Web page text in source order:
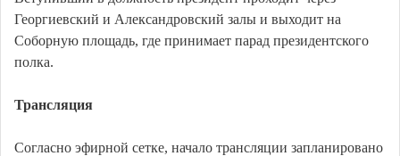
Георгиевский и Александровский залы и выходит на
Соборную площадь, где принимает парад президентского
полка.
Трансляция
Согласно эфирной сетке, начало трансляции запланировано